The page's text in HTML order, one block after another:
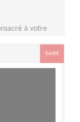
à votre
Santé